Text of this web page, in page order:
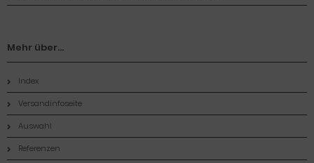
Mehr über...
Index
Versandinfoseite
Auswahl
Referenzen